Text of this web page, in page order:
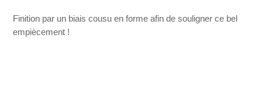
Finition par un biais cousu en forme afin de souligner ce bel
empiècement !